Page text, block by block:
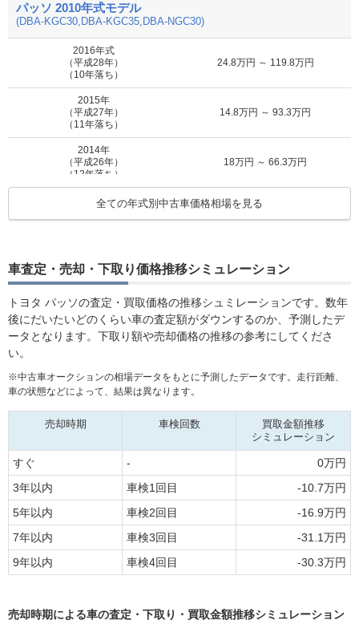
X イロドリ 0.1万円 ～ 16.4万円
車買取査定
X プチトマコレクション
MOTA
に申込む
6.9万円 ～ 106.2万円
車買取査定
に申込む
モーダ チャーム
MOTA
パッソ 2010年式モデル
(DBA-KGC30,DBA-KGC35,DBA-NGC30)
2016年式
（平成28年）
（10年落ち）
24.8万円 ～ 119.8万円
2015年
（平成27年）
（11年落ち）
14.8万円 ～ 93.3万円
2014年
（平成26年）
（12年落ち）
18万円 ～ 66.3万円
2013年
（平成25年）
（13年落ち）
11.6万円 ～ 115万円
（平成24年）
（14年落ち）
16万円 ～ 87.8万円
2011年
（平成23年）
（15年落ち）
9.9万円 ～ 49万円
（16年落ち）
(DBA-KGC10,DBA-KGC15,DBA-QNC10)
7.9万円 ～ 99万円
13.8万円 ～ 79.8万円
（平成19年）
17万円 ～ 66.5万円
全ての年式別中古車価格相場を見る
車査定・売却・下取り価格推移シミュレーション
トヨタ パッソの査定・買取価格の推移シュミレーションです。数年
後にだいたいどのくらい車の査定額がダウンするのか、予測したデ
ータとなります。下取り額や売却価格の推移の参考にしてくださ
い。
※中古車オークションの相場データをもとに予測したデータです。走行距離、
車の状態などによって、結果は異なります。
売却時期 車検回数
買取金額推移
シミュレーション
すぐ -
0万円
3年以内
車検1回目
-10.7万円
5年以内
車検2回目
-16.9万円
7年以内
車検3回目
-31.1万円
9年以内
車検4回目 -30.3万円
売却時期による車の査定・下取り・買取金額推移シミュレーション